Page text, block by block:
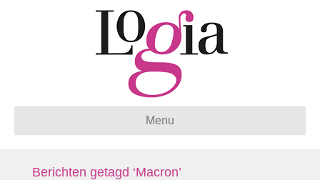
Menu
Berichten getagd ‘Macron’